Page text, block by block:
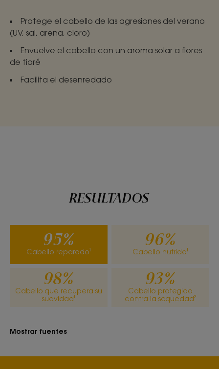
Protege el cabello de las agresiones del verano
(UV, sal, arena, cloro)
Envuelve el cabello con un aroma solar a flores
de tiaré
Facilita el desenredado
RESULTADOS
95%
Cabello reparado¹
96%
Cabello nutrido¹
98%
Cabello que recupera su
suavidad¹
93%
Cabello protegido
contra la sequedad²
Mostrar fuentes